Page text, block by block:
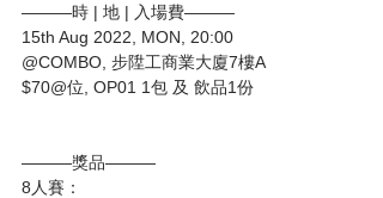
———時 | 地 | 入場費———
15th Aug 2022, MON, 20:00
@COMBO, 步陞工商業大廈7樓A
$70@位, OP01 1包 及 飲品1份
———獎品———
8人賽：